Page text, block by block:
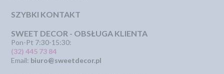
SZYBKI KONTAKT
SWEET DECOR - OBSŁUGA KLIENTA
Pon-Pt 7:30-15:30:
(32) 445 73 84
Email: biuro@sweetdecor.pl